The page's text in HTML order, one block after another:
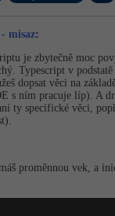
commerce
softwaru
misaz:
je zbytečně moc
Typescript v
dopsat věci na
s ním pracuje líp). A
ty specifické věci,
proměnnou vek, a